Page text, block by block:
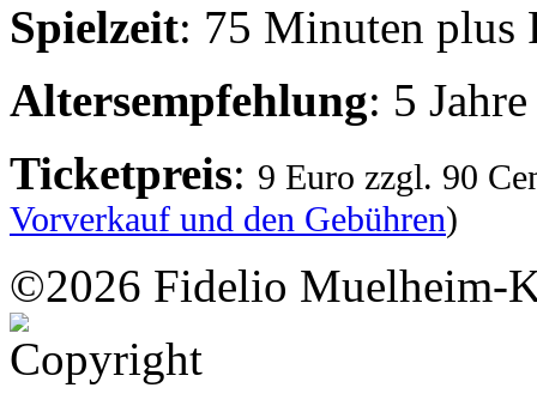
Spielzeit: 75 Minuten plus
Altersempfehlung: 5 Jahre
Ticketpreis: 9 Euro zzgl. 90
Vorverkauf und den Gebühren)
©2026 Fidelio Muelheim-